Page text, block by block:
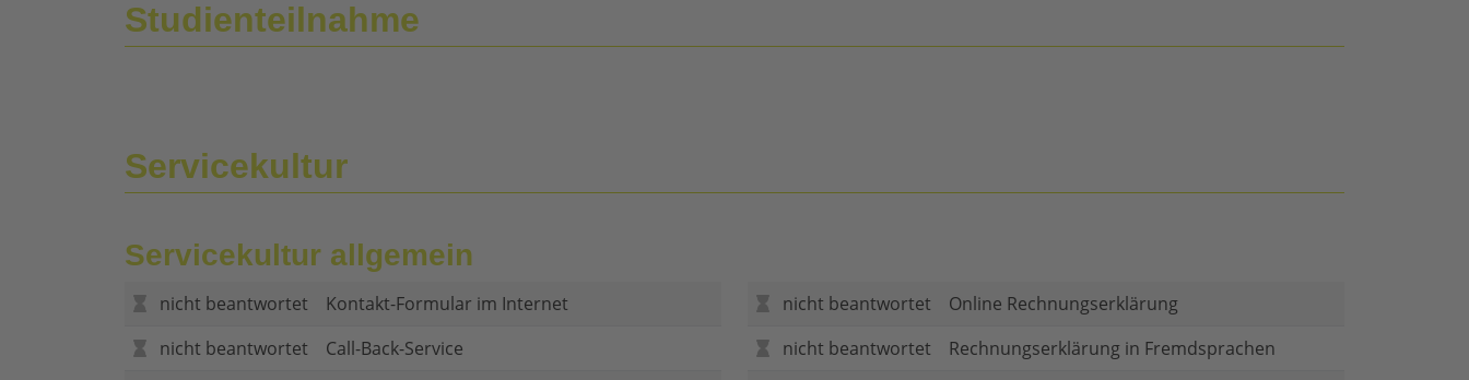
Studienteilnahme
Servicekultur
Servicekultur allgemein
nicht beantwortet
Kontakt-Formular im Internet
nicht beantwortet
Call-Back-Service
nicht beantwortet
Online Rechnungserklärung
nicht beantwortet
Rechnungserklärung in Fremdsprachen